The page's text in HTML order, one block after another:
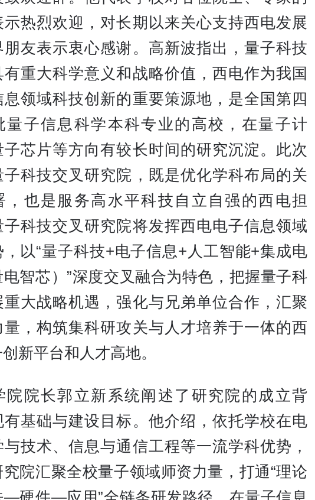
示热烈欢迎，对长期以来关心支持西电发展
朋友表示衷心感谢。高新波指出，量子科技
有重大科学意义和战略价值，西电作为我国
息领域科技创新的重要策源地，是全国第四
量子信息科学本科专业的高校，在量子计
子芯片等方向有较长时间的研究沉淀。此次
子科技交叉研究院，既是优化学科布局的关
，也是服务高水平科技自立自强的西电担
子科技交叉研究院将发挥西电电子信息领域
，以“量子科技+电子信息+人工智能+集成电
智芯）”深度交叉融合为特色，把握量子科
重大战略机遇，强化与兄弟单位合作，汇聚
量，构筑集科研攻关与人才培养于一体的西
新平台和人才高地。
院院长郭立新系统阐述了研究院的成立背
有基础与建设目标。他介绍，依托学校在电
技术、信息与通信工程等一流学科优势，
院汇聚全校量子领域师资力量，打通“理论